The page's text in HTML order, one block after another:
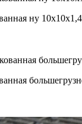
ну 10х10х1,4